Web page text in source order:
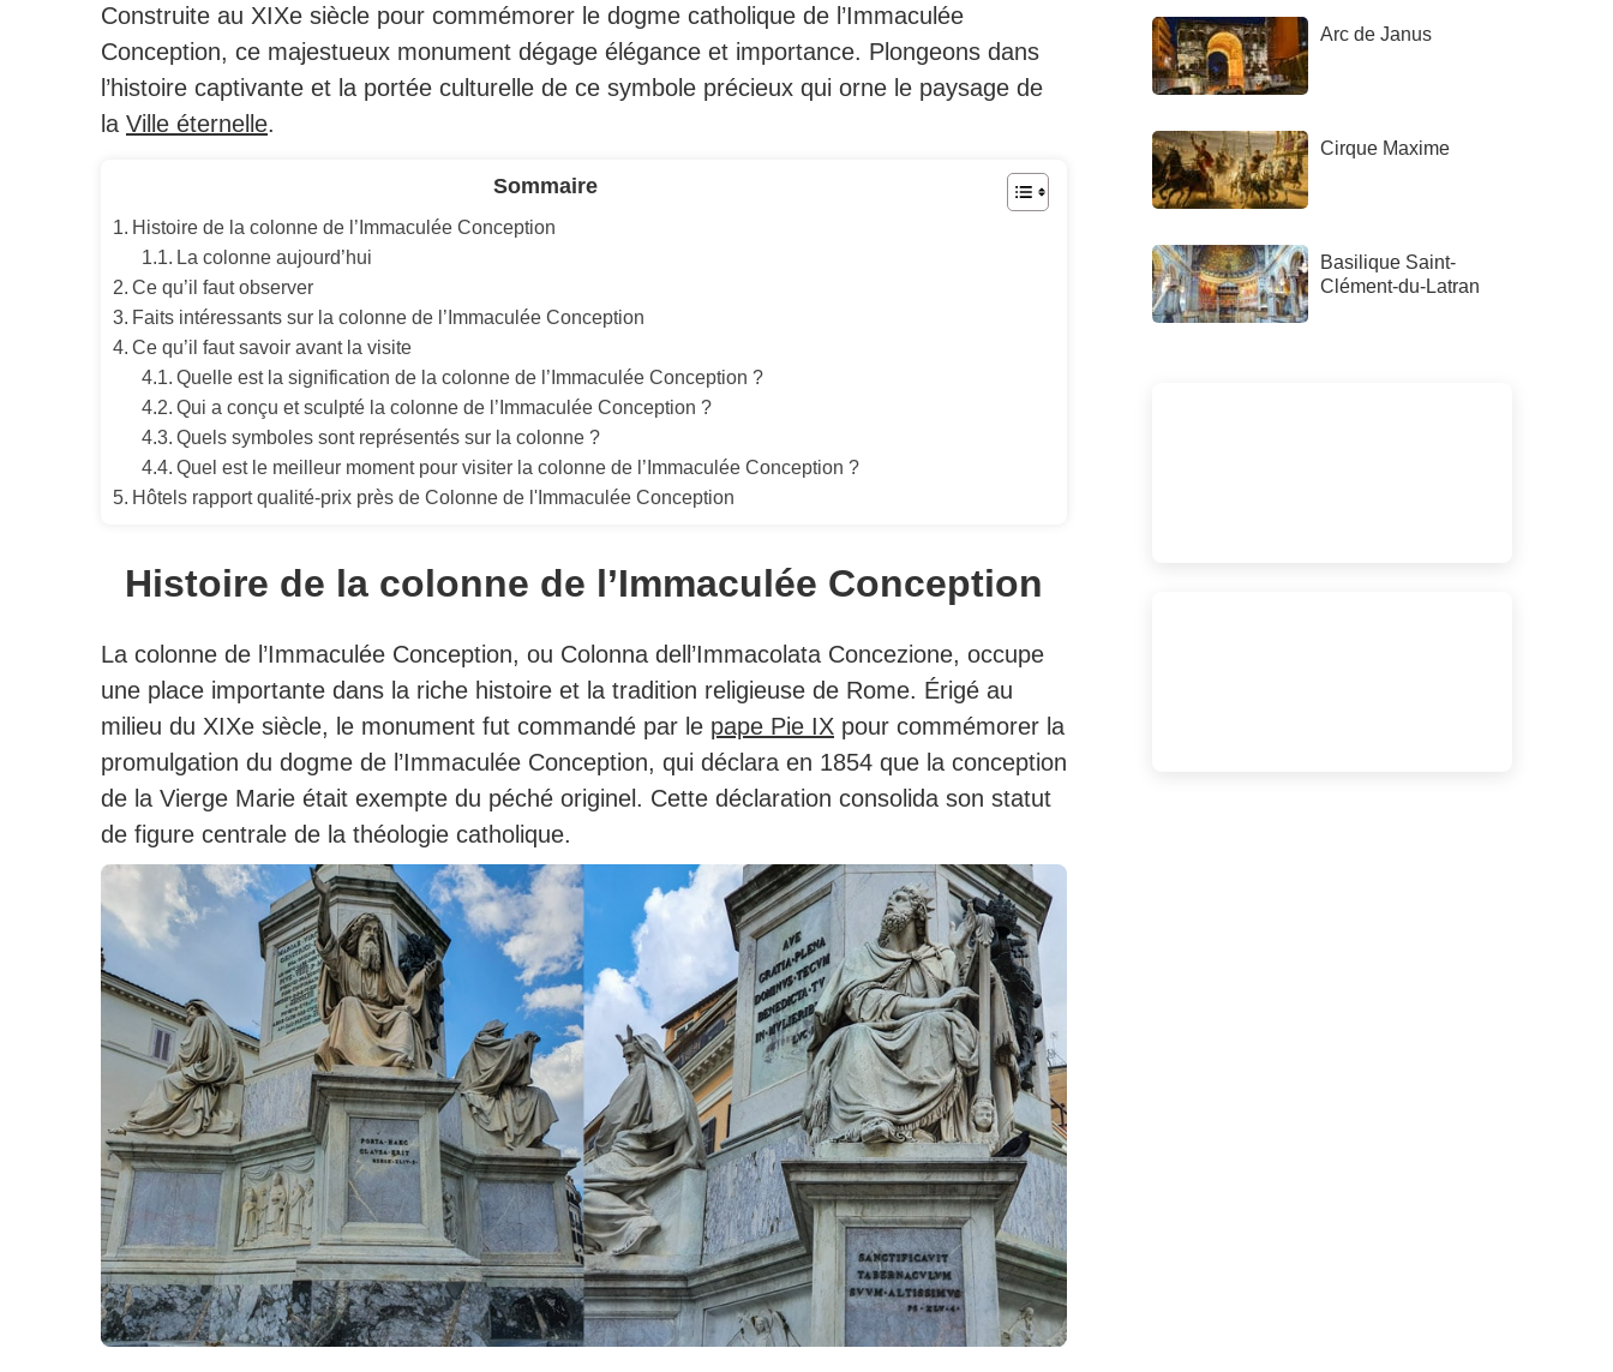
Construite au XIXe siècle pour commémorer le dogme catholique de l’Immaculée
Conception, ce majestueux monument dégage élégance et importance. Plongeons dans
l’histoire captivante et la portée culturelle de ce symbole précieux qui orne le paysage de
la Ville éternelle.
Sommaire
Histoire de la colonne de l’Immaculée Conception
La colonne aujourd’hui
Ce qu’il faut observer
Faits intéressants sur la colonne de l’Immaculée Conception
Ce qu’il faut savoir avant la visite
Quelle est la signification de la colonne de l’Immaculée Conception ?
Qui a conçu et sculpté la colonne de l’Immaculée Conception ?
Quels symboles sont représentés sur la colonne ?
Quel est le meilleur moment pour visiter la colonne de l’Immaculée Conception ?
Hôtels rapport qualité-prix près de Colonne de l'Immaculée Conception
Histoire de la colonne de l’Immaculée Conception
La colonne de l’Immaculée Conception, ou Colonna dell’Immacolata Concezione, occupe
une place importante dans la riche histoire et la tradition religieuse de Rome. Érigé au
milieu du XIXe siècle, le monument fut commandé par le pape Pie IX pour commémorer la
promulgation du dogme de l’Immaculée Conception, qui déclara en 1854 que la conception
de la Vierge Marie était exempte du péché originel. Cette déclaration consolida son statut
de figure centrale de la théologie catholique.
Arc de Janus
Cirque Maxime
Basilique Saint-
Clément-du-Latran